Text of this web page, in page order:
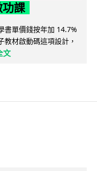
課
書單價錢按年加 14.7%
材啟動碼這項設計，
文